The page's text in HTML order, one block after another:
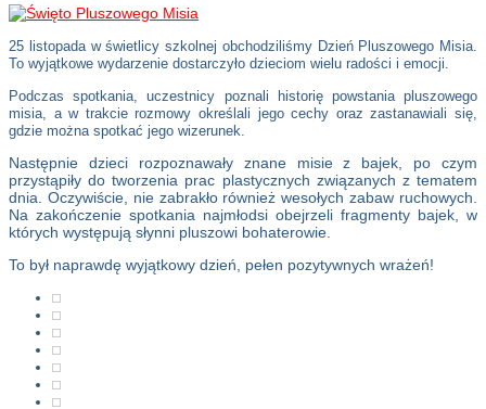
25 listopada w świetlicy szkolnej obchodziliśmy Dzień Pluszowego Misia.
To wyjątkowe wydarzenie dostarczyło dzieciom wielu radości i emocji.
Podczas spotkania, uczestnicy poznali historię powstania pluszowego
misia, a w trakcie rozmowy określali jego cechy oraz zastanawiali się,
gdzie można spotkać jego wizerunek.
Następnie dzieci rozpoznawały znane misie z bajek, po czym
przystąpiły do tworzenia prac plastycznych związanych z tematem
dnia. Oczywiście, nie zabrakło również wesołych zabaw ruchowych.
Na zakończenie spotkania najmłodsi obejrzeli fragmenty bajek, w
których występują słynni pluszowi bohaterowie.
To był naprawdę wyjątkowy dzień, pełen pozytywnych wrażeń!